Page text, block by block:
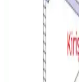
Halıdaki
Yöntemleri
Halıdaki nemlenme
veya yalıtım
profesyonel
uygulanabilir.